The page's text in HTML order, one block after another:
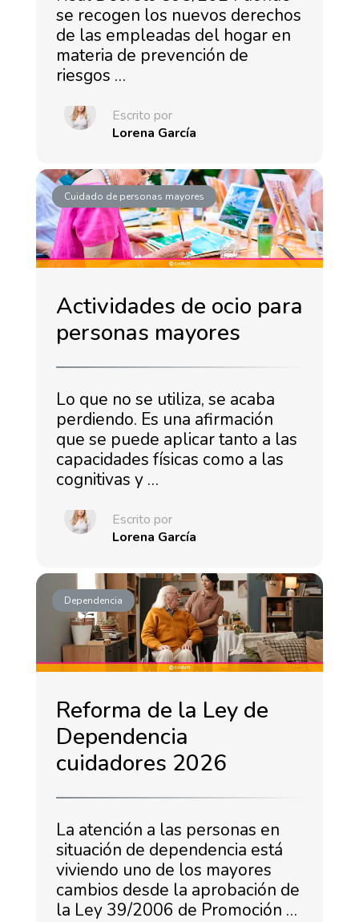
se recogen los nuevos derechos
de las empleadas del hogar en
materia de prevención de
riesgos …
Escrito por
Lorena García
Cuidado de personas mayores
Actividades de ocio para
personas mayores
Lo que no se utiliza, se acaba
perdiendo. Es una afirmación
que se puede aplicar tanto a las
capacidades físicas como a las
cognitivas y …
Escrito por
Lorena García
Dependencia
Reforma de la Ley de
Dependencia
cuidadores 2026
La atención a las personas en
situación de dependencia está
viviendo uno de los mayores
cambios desde la aprobación de
la Ley 39/2006 de Promoción …